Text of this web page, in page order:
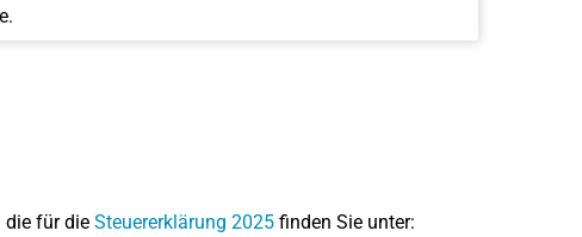
die für die Steuererklärung 2025finden Sie unter: